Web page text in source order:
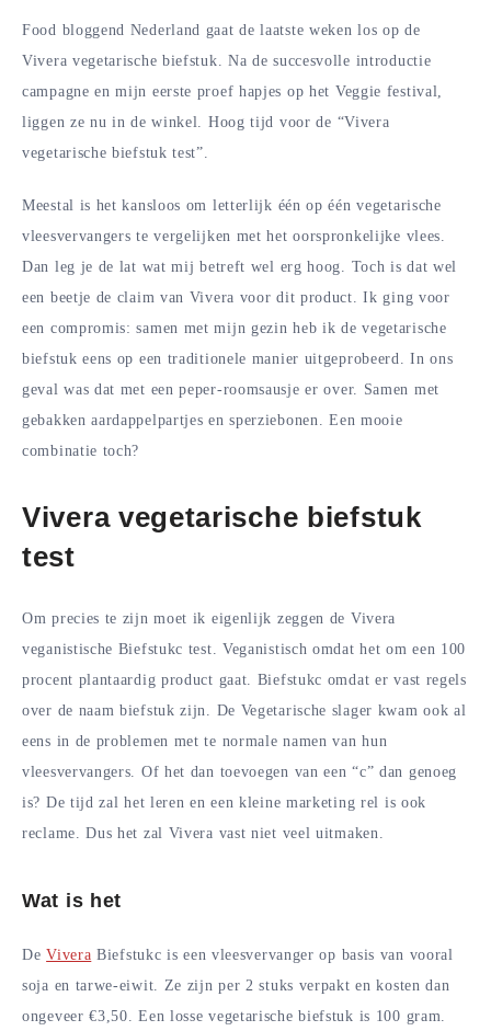
Food bloggend Nederland gaat de laatste weken los op de
Vivera vegetarische biefstuk. Na de succesvolle introductie
campagne en mijn eerste proef hapjes op het Veggie festival,
liggen ze nu in de winkel. Hoog tijd voor de “Vivera
vegetarische biefstuk test”.
Meestal is het kansloos om letterlijk één op één vegetarische
vleesvervangers te vergelijken met het oorspronkelijke vlees.
Dan leg je de lat wat mij betreft wel erg hoog. Toch is dat wel
een beetje de claim van Vivera voor dit product. Ik ging voor
een compromis: samen met mijn gezin heb ik de vegetarische
biefstuk eens op een traditionele manier uitgeprobeerd. In ons
geval was dat met een peper-roomsausje er over. Samen met
gebakken aardappelpartjes en sperziebonen. Een mooie
combinatie toch?
Vivera vegetarische biefstuk
test
Om precies te zijn moet ik eigenlijk zeggen de Vivera
veganistische Biefstukc test. Veganistisch omdat het om een 100
procent plantaardig product gaat. Biefstukc omdat er vast regels
over de naam biefstuk zijn. De Vegetarische slager kwam ook al
eens in de problemen met te normale namen van hun
vleesvervangers. Of het dan toevoegen van een “c” dan genoeg
is? De tijd zal het leren en een kleine marketing rel is ook
reclame. Dus het zal Vivera vast niet veel uitmaken.
Wat is het
DeVivera Biefstukc is een vleesvervanger op basis van vooral
soja en tarwe-eiwit. Ze zijn per 2 stuks verpakt en kosten dan
ongeveer €3,50. Een losse vegetarische biefstuk is 100 gram.